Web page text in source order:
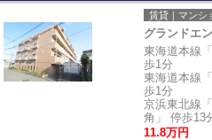
賃貸｜マンシ
グランドエ
東海道本線
歩1分
東海道本線
歩1分
京浜東北線
角」 停歩13
11.8万円